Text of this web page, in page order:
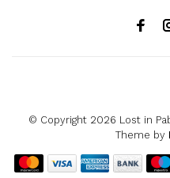
© Copyright 2026 Lost in
Theme by